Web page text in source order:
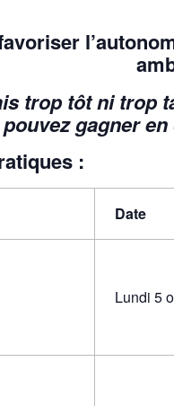
trop tôt ni trop
pouvez gagner
:
Date
Lundi 5